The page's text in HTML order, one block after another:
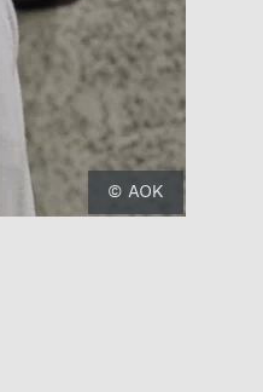
© AOK